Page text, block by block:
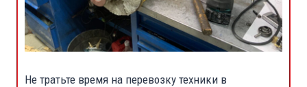
Не тратьте время на перевозку техники в